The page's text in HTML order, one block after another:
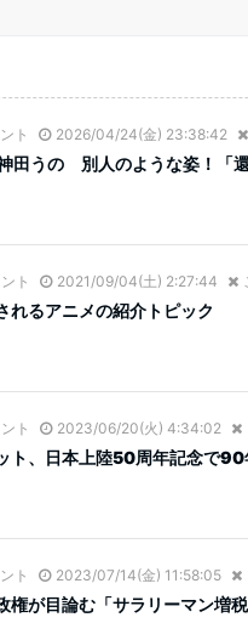
ト 2026/04/24(金) 23:38:42
田うの 別人のような姿！「
ト 2021/09/04(土) 2:27:44
れるアニメの紹介トピック
ト 2023/06/20(火) 4:34:02
ト、日本上陸50周年記念で
ト 2023/07/14(金) 11:58:05
権が目論む「サラリーマン増